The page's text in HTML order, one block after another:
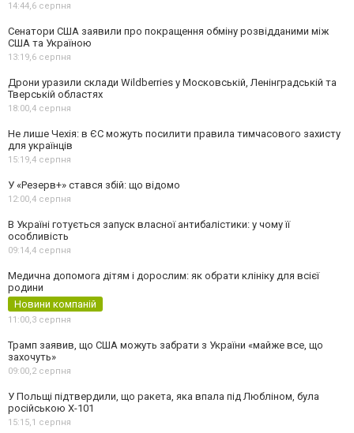
14:44,6 серпня
Сенатори США заявили про покращення обміну розвідданими між
США та Україною
13:19,6 серпня
Дрони уразили склади Wildberries у Московській, Ленінградській та
Тверській областях
18:00,4 серпня
Не лише Чехія: в ЄС можуть посилити правила тимчасового захисту
для українців
15:19,4 серпня
У «Резерв+» стався збій: що відомо
12:00,4 серпня
В Україні готується запуск власної антибалістики: у чому її
особливість
09:14,4 серпня
Медична допомога дітям і дорослим: як обрати клініку для всієї
родини
Новини компаній
11:00,3 серпня
Трамп заявив, що США можуть забрати з України «майже все, що
захочуть»
09:00,2 серпня
У Польщі підтвердили, що ракета, яка впала під Любліном, була
російською Х-101
15:15,1 серпня